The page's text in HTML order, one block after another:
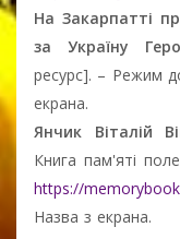
На Закарпатті
за Україну
ресурс]. – Режим
екрана.
Янчик Віталій
Книга пам'яті
https://
Назва з екрана.